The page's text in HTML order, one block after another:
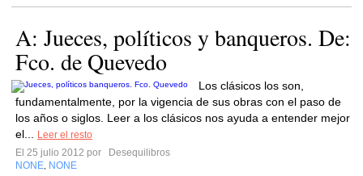
A: Jueces, políticos y banqueros. De:
Fco. de Quevedo
Los clásicos los son,
fundamentalmente, por la vigencia de sus obras con el paso de
los años o siglos. Leer a los clásicos nos ayuda a entender mejor
el...
Leer el resto
El 25 julio 2012 por
Desequilibros
NONE NONE